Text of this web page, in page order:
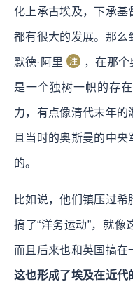
化上承古埃及，下承基
都有很大的发展。那么
默德·阿里 ，在那个
是一个独树一帜的存
力，有点像清代末年的
且当时的奥斯曼的中
的。
比如说，他们镇压过
搞了“洋务运动”，就像
而且后来也和英国搞在
这也形成了埃及在近代